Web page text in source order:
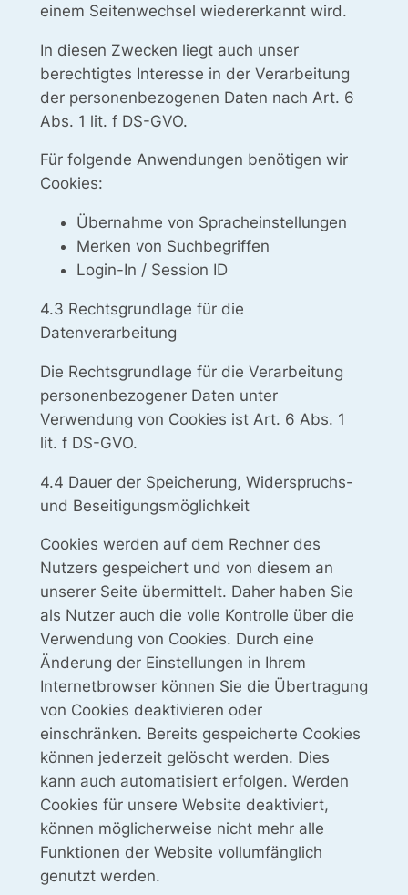
einem Seitenwechsel wiedererkannt wird.
In diesen Zwecken liegt auch unser
berechtigtes Interesse in der Verarbeitung
der personenbezogenen Daten nach Art. 6
Abs. 1 lit. f DS-GVO.
Für folgende Anwendungen benötigen wir
Cookies:
Übernahme von Spracheinstellungen
Merken von Suchbegriffen
Login-In / Session ID
4.3 Rechtsgrundlage für die
Datenverarbeitung
Die Rechtsgrundlage für die Verarbeitung
personenbezogener Daten unter
Verwendung von Cookies ist Art. 6 Abs. 1
lit. f DS-GVO.
4.4 Dauer der Speicherung, Widerspruchs-
und Beseitigungsmöglichkeit
Cookies werden auf dem Rechner des
Nutzers gespeichert und von diesem an
unserer Seite übermittelt. Daher haben Sie
als Nutzer auch die volle Kontrolle über die
Verwendung von Cookies. Durch eine
Änderung der Einstellungen in Ihrem
Internetbrowser können Sie die Übertragung
von Cookies deaktivieren oder
einschränken. Bereits gespeicherte Cookies
können jederzeit gelöscht werden. Dies
kann auch automatisiert erfolgen. Werden
Cookies für unsere Website deaktiviert,
können möglicherweise nicht mehr alle
Funktionen der Website vollumfänglich
genutzt werden.